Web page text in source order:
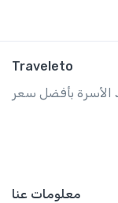
Traveleto
معلومات عنا